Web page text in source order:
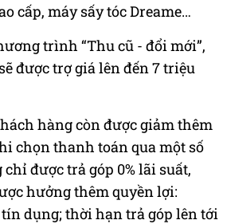
cấp, máy sấy tóc Dreame…
trình “Thu cũ - đổi mới”,
được trợ giá lên đến 7 triệu
hàng còn được giảm thêm
chọn thanh toán qua một số
được trả góp 0% lãi suất,
hưởng thêm quyền lợi:
dụng; thời hạn trả góp lên tới